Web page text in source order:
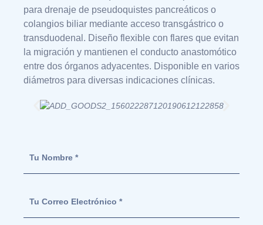
para drenaje de pseudoquistes pancreáticos o
colangios biliar mediante acceso transgástrico o
transduodenal. Diseño flexible con flares que evitan
la migración y mantienen el conducto anastomótico
entre dos órganos adyacentes. Disponible en varios
diámetros para diversas indicaciones clínicas.